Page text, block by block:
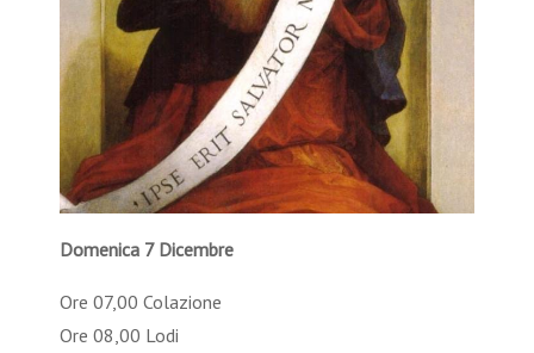
Domenica 7 Dicembre
Ore 07,00 Colazione
Ore 08,00 Lodi